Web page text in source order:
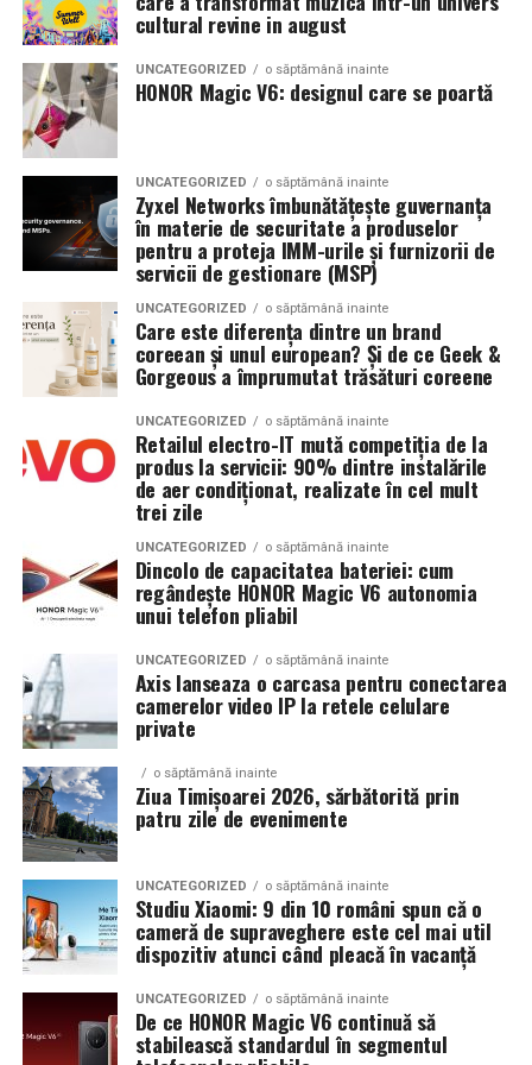
urmează FIV, operezi sau nu înainte?
Argumente pentru chistectomie preoperatorie:
Acces mai bun la foliculii ovarieni la puncție
Reducerea contaminării cu lichidul toxic din
endometriom
Îmbunătățirea mediului folicular
Argumente împotriva chistectomiei preoperatorii:
Chistectomia reduce rezerva ovariană — risc real,
mai ales pentru endometrioame bilaterale sau
recurente
Beneficiul asupra ratelor de sarcină la FIV nu este
demonstrat consistent în studii
Decizia se ia individualizat
ginecologul chirurg și specialistul FIV, luând în
considerare: dimensiunea endometriomului, rezerva
ovariană curentă, istoricul de operații ovariene
anterioare și numărul de cicluri FIV planificate.
Când intervine chirurgia în endometrioza asociată
infertilității?
Indicații clare pentru chirurgie laparoscopică:
Endometrioame ovariene peste4-5 cm
complicații (torsiune, ruptură), accesibilitate dificilă
la puncție, impact asupra calității ovocitelor
Obstrucție tubară cauzată de aderențe sau
endometrioză — chirurgia poate restabili
Anatomie pelvină sever distorsionată —
laparoscopia restaurează condițiile pentru sarcina
Specificații tehnice principale:
Panouri fotovoltaice instalate:
Sistem de stocare: 52 kWh baterii LiFePO4
Dimensiune container transport:3 × 2,5
metri
Lungime panouri desfășurate:
liniari
Conectică:priză 220 V monofazic, priză
380 V trifazic, priză încărcare auto electric
Climatizare:aer condiționat integrat pentru
menținerea bateriilor la temperatură optimă
Mobilitate:
pe teren accidentat
beneficiarului. La cerere, modelul poate fi extins cu prize
suplimentare, sisteme de iluminat exterior, monitorizare la
distanță și conectivitate GSM.
Gama completă: de la 3 metri la 12 metri
lungime container
Modelul livrat către beneficiar reprezintă varianta de intrare a
gamei UZINEX. Producătorul oferăcentrale fotovoltaice
mobileîn configurații adaptate volumului de consum al fiecărui
La capătul superior al gamei, containerul de 12 metri lungime
cultural revine in august
UNCATEGORIZED o săptămână inainte
HONOR Magic V6: designul care se poartă
UNCATEGORIZED o săptămână inainte
Zyxel Networks îmbunătățește guvernanța
în materie de securitate a produselor
pentru a proteja IMM-urile și furnizorii de
servicii de gestionare (MSP)
UNCATEGORIZED o săptămână inainte
Care este diferența dintre un brand
coreean și unul european? Și de ce Geek &
Gorgeous a împrumutat trăsături coreene
UNCATEGORIZED o săptămână inainte
Retailul electro-IT mută competiția de la
produs la servicii: 90% dintre instalările
de aer condiționat, realizate în cel mult
trei zile
UNCATEGORIZED o săptămână inainte
Dincolo de capacitatea bateriei: cum
regândește HONOR Magic V6 autonomia
unui telefon pliabil
UNCATEGORIZED o săptămână inainte
Axis lanseaza o carcasa pentru conectarea
camerelor video IP la retele celulare
private
o săptămână inainte
Ziua Timișoarei 2026, sărbătorită prin
patru zile de evenimente
UNCATEGORIZED o săptămână inainte
Studiu Xiaomi: 9 din 10 români spun că o
cameră de supraveghere este cel mai util
dispozitiv atunci când pleacă în vacanță
UNCATEGORIZED o săptămână inainte
De ce HONOR Magic V6 continuă să
stabilească standardul în segmentul